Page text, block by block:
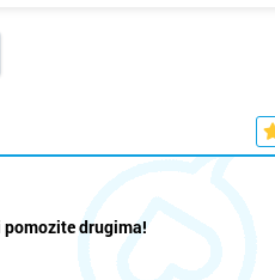
pomozite drugima!